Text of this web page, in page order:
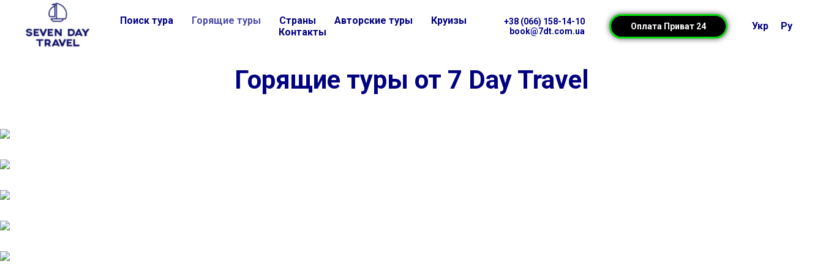
Поиск тура Горящие туры Страны Авторские туры
Круизы
Контакты
+38 (066) 158-14-10
book@7dt.com.ua
Оплата Приват 24 Укр Ру
Горящие туры от 7 Day Travel